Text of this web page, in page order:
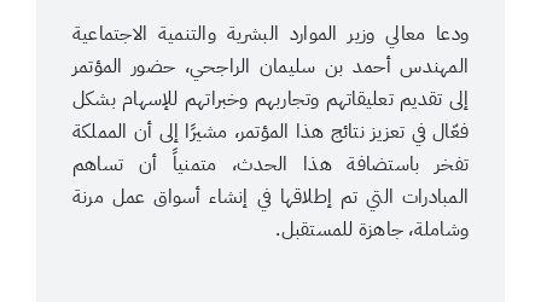
ودعا معالي وزير الموارد البشرية والتنمية الاجتماعية
المهندس أحمد بن سليمان الراجحي، حضور المؤتمر
إلى تقديم تعليقاتهم وتجاربهم وخبراتهم للإسهام بشكل
فعّال في تعزيز نتائج هذا المؤتمر، مشيرًا إلى أن المملكة
تفخر باستضافة هذا الحدث، متمنياً أن تساهم
المبادرات التي تم إطلاقها في إنشاء أسواق عمل مرنة
وشاملة، جاهزة للمستقبل.